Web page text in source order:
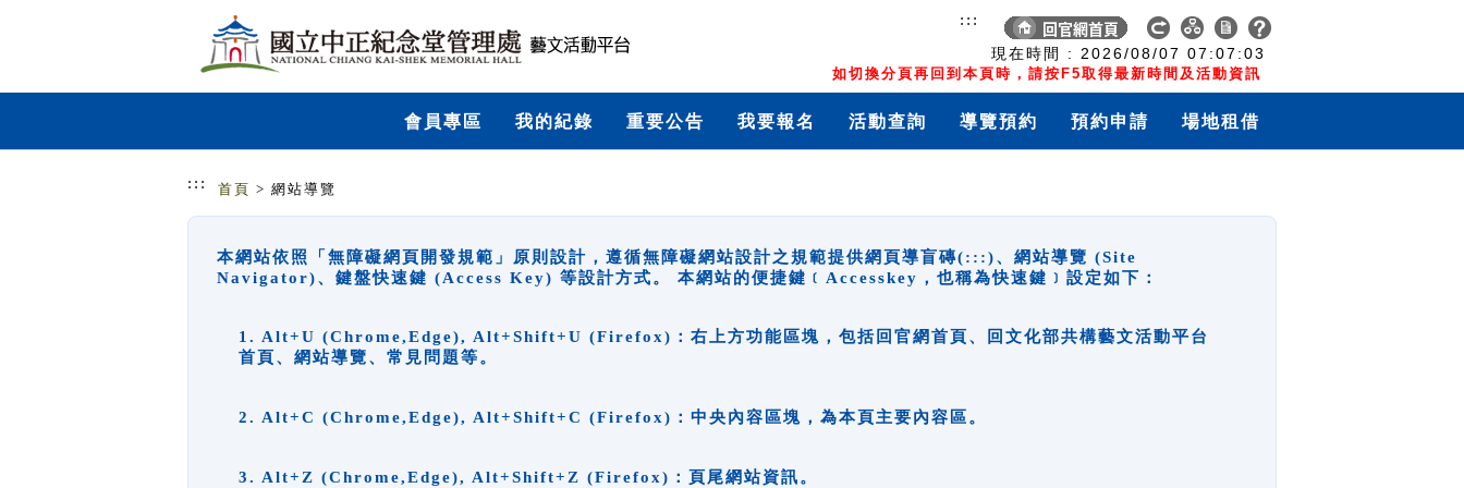
現在時間 : 2026/08/07 07:07:04
如切換分頁再回到本頁時，請按F5取得最新時間及活動資訊
:::
會員專區 我的紀錄 重要公告 我要報名 活動查詢 導覽預約 預約申請 場地租借
::: 首頁 > 網站導覽
本網站依照「無障礙網頁開發規範」原則設計，遵循無障礙網站設計之規範提供網頁導盲磚(:::)、網站導覽 (Site
Navigator)、鍵盤快速鍵 (Access Key) 等設計方式。 本網站的便捷鍵﹝Accesskey，也稱為快速鍵﹞設定如下：
1. Alt+U (Chrome,Edge), Alt+Shift+U (Firefox)：右上方功能區塊，包括回官網首頁、回文化部共構藝文活動平台
首頁、網站導覽、常見問題等。
2. Alt+C (Chrome,Edge), Alt+Shift+C (Firefox)：中央內容區塊，為本頁主要內容區。
3. Alt+Z (Chrome,Edge), Alt+Shift+Z (Firefox)：頁尾網站資訊。